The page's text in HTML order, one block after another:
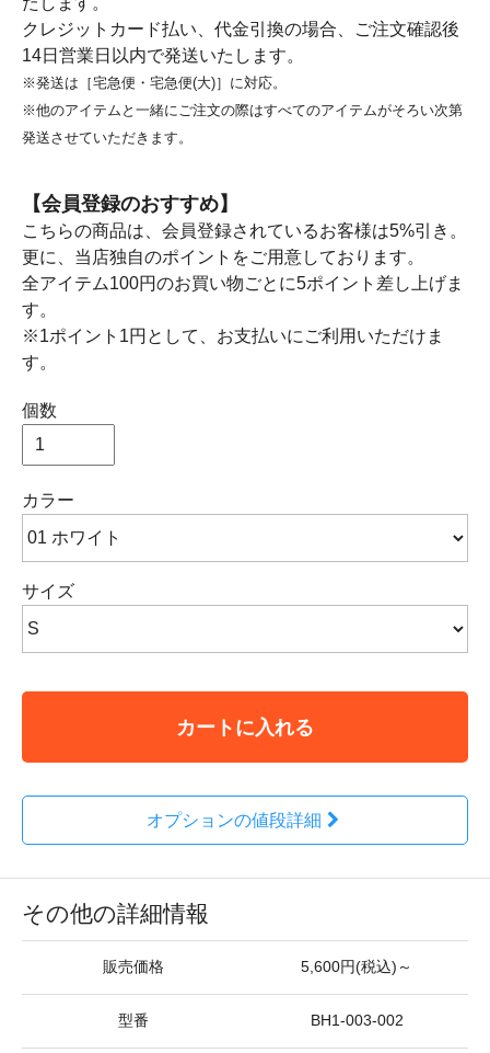
クレジットカード払い、代金引換の場合、ご注文確認後
14日営業日以内で発送いたします。
※発送は［宅急便・宅急便(大)］に対応。
※他のアイテムと一緒にご注文の際はすべてのアイテムがそろい次第
発送させていただきます。
【会員登録のおすすめ】
こちらの商品は、会員登録されているお客様は5%引き。
更に、当店独自のポイントをご用意しております。
全アイテム100円のお買い物ごとに5ポイント差し上げま
す。
※1ポイント1円として、お支払いにご利用いただけま
す。
個数
カラー
サイズ
カートに入れる
オプションの値段詳細
その他の詳細情報
販売価格 5,600円(税込)～
型番 BH1-003-002